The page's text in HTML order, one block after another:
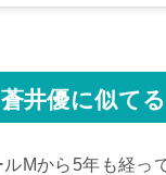
井優に似てる
Mから5年も経